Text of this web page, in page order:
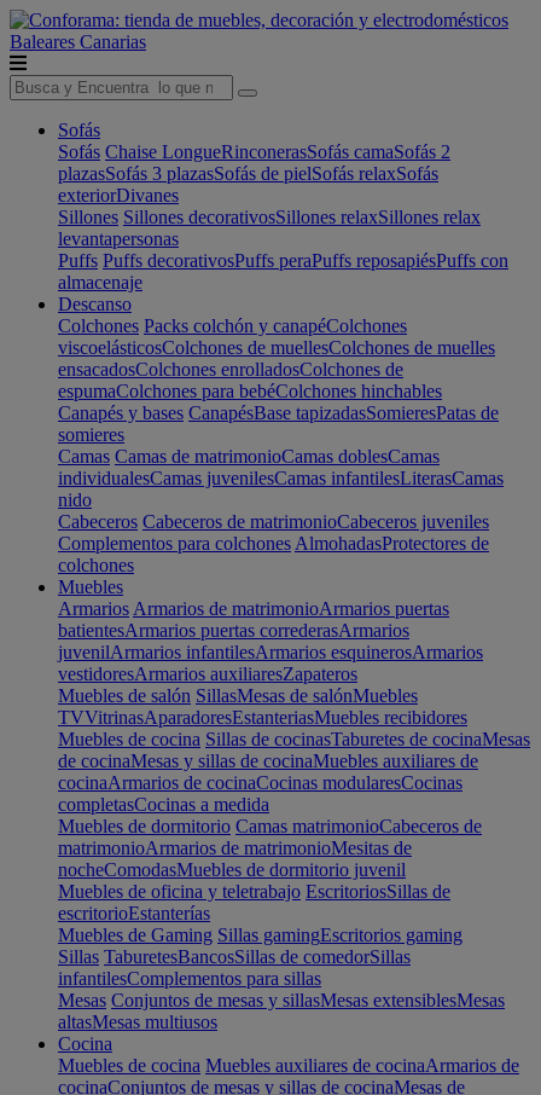
Baleares Canarias
Sofás
Sofás Chaise LongueRinconerasSofás camaSofás 2
plazasSofás 3 plazasSofás de pielSofás relaxSofás
exteriorDivanes
Sillones Sillones decorativosSillones relaxSillones relax
levantapersonas
Puffs Puffs decorativosPuffs peraPuffs reposapiésPuffs con
almacenaje
Descanso
Colchones Packs colchón y canapéColchones
viscoelásticosColchones de muellesColchones de muelles
ensacadosColchones enrolladosColchones de
espumaColchones para bebéColchones hinchables
Canapés y bases CanapésBase tapizadasSomieresPatas de
somieres
Camas Camas de matrimonioCamas doblesCamas
individualesCamas juvenilesCamas infantilesLiterasCamas
nido
Cabeceros Cabeceros de matrimonioCabeceros juveniles
Complementos para colchones AlmohadasProtectores de
colchones
Muebles
Armarios Armarios de matrimonioArmarios puertas
batientesArmarios puertas correderasArmarios
juvenilArmarios infantilesArmarios esquinerosArmarios
vestidoresArmarios auxiliaresZapateros
Muebles de salón SillasMesas de salónMuebles
TVVitrinasAparadoresEstanteriasMuebles recibidores
Muebles de cocina Sillas de cocinasTaburetes de cocinaMesas
de cocinaMesas y sillas de cocinaMuebles auxiliares de
cocinaArmarios de cocinaCocinas modularesCocinas
completasCocinas a medida
Muebles de dormitorio Camas matrimonioCabeceros de
matrimonioArmarios de matrimonioMesitas de
nocheComodasMuebles de dormitorio juvenil
Muebles de oficina y teletrabajo EscritoriosSillas de
escritorioEstanterías
Muebles de Gaming Sillas gamingEscritorios gaming
Sillas TaburetesBancosSillas de comedorSillas
infantilesComplementos para sillas
Mesas Conjuntos de mesas y sillasMesas extensiblesMesas
altasMesas multiusos
Cocina
Muebles de cocina Muebles auxiliares de cocinaArmarios de
cocinaConjuntos de mesas y sillas de cocinaMesas de